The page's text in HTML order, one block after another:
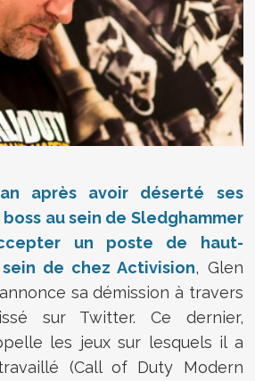
après avoir déserté ses
au sein de Sledghammer
un poste de haut-
de chez Activision, Glen
sa démission à travers
sur Twitter. Ce dernier,
les jeux sur lesquels il a
(Call of Duty Modern